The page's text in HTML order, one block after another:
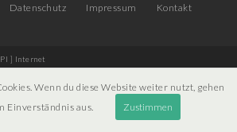
Datenschutz Impressum Kontakt
] Internet
Wenn du diese Website weiter nutzt, gehen
Einverständnis aus.
Zustimmen